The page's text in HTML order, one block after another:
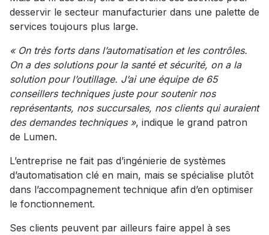
desservir le secteur manufacturier dans une palette de
services toujours plus large.
« On très forts dans l’automatisation et les contrôles.
On a des solutions pour la santé et sécurité, on a la
solution pour l’outillage. J’ai une équipe de 65
conseillers techniques juste pour soutenir nos
représentants, nos succursales, nos clients qui auraient
des demandes techniques », indique le grand patron
de Lumen.
L’entreprise ne fait pas d’ingénierie de systèmes
d’automatisation clé en main, mais se spécialise plutôt
dans l’accompagnement technique afin d’en optimiser
le fonctionnement.
Ses clients peuvent par ailleurs faire appel à ses